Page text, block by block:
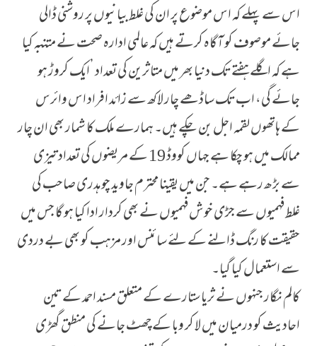
اس سے پہلے کہ اس موضوع پر ان کی غلط بیانیوں پر روشنی ڈالی
جائے موصوف کو آگاہ کرتے ہیں کہ عالمی ادارہ صحت نے متنبہ کیا
ہے کہ اگلے ہفتے تک دنیا بھر میں متاثرین کی تعداد ’ایک کروڑ ہو
جائے گی، اب تک ساڈھے چار لاکھ سے زائد افراد اس وائرس
کے ہاتھوں لقمہ اجل بن چکے ہیں۔ ہمارے ملک کا شمار بھی ان چار
ممالک میں ہو چکا ہے جہاں کووڈ 19 کے مریضوں کی تعداد تیزی
سے بڑھ رہے ہے۔ جن میں یقینا محترم جاوید چوہدری صاحب کی
غلط فہمیوں سے جڑی خوش فہمیوں نے بھی کردار ادا کیا ہو گا جس میں
حقیقت کا رنگ ڈالنے کے لئے سائنس اور مزہب کو بھی بے دردی
سے استعمال کیا گیا۔
کالم نگار جنہوں نے ثریا ستارے کے متعلق مسند احمد کے تین
احادیث کو درمیان میں لا کر وبا کے چھٹ جانے کی منطق گھڑی